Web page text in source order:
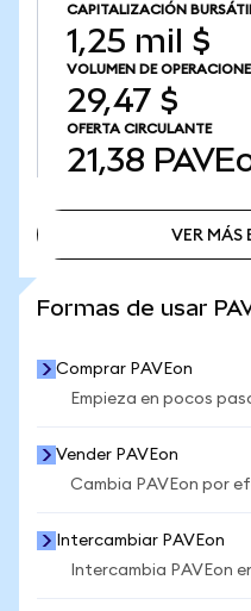
CAPITALIZACIÓN
1,25 mil $
VOLUMEN DE
29,47 $
OFERTA CIRCULANTE
21,38
VER MÁS
Formas de usar
Comprar PAVEon
Empieza en pocos
Vender PAVEon
Cambia PAVEon por
Intercambiar PAVEon
Intercambia PAVEon